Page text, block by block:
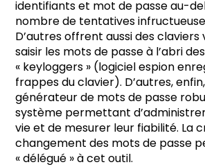
identifiants et mot de passe au-
nombre de tentatives
D’autres offrent aussi des
saisir les mots de passe à l’abri des
« keyloggers » (logiciel espion
frappes du clavier). D’autres,
générateur de mots de passe
système permettant
vie et de mesurer leur fiabilité. La
changement des mots de passe
« délégué » à cet outil.